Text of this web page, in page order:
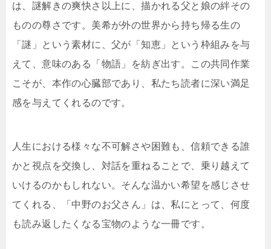
は、謎解きの爽快さ以上に、描かれる父と娘の絆その
ものの尊さです。美希が外の世界から持ち帰る生の
「謎」という素材に、父が「知恵」という枠組みを与
えて、意味のある「物語」を紡ぎ出す。この共同作業
こそが、本作の心臓部であり、私たち読者に深い満足
感を与えてくれるのです。
人生における様々な不可解さや困難も、信頼できる誰
かと視点を交換し、対話を重ねることで、乗り越えて
いけるのかもしれない。そんな温かい希望を感じさせ
てくれる、「中野のお父さん」は、私にとって、何度
も読み返したくなる宝物のような一冊です。